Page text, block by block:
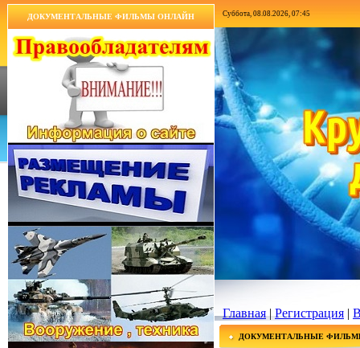
ДОКУМЕНТАЛЬНЫЕ ФИЛЬМЫ ОНЛАЙН Суббота, 08.08.2026, 07:45
Главная|Регистрация |
ДОКУМЕНТАЛЬНЫЕ